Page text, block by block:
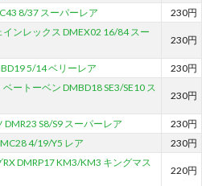
8/37 スーパーレア 230円
ンレックス DMEX02 16/84 スー
230円
5/14 ベリーレア 230円
ベートーベン DMBD18 SE3/SE10 ス
230円
S8/S9 スーパーレア
230円
4/19/Y5 レア 230円
DMRP17 KM3/KM3 キングマス
220円